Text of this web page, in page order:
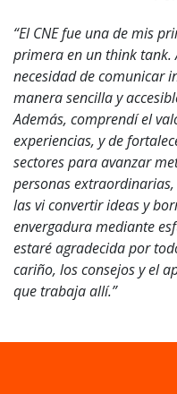
“El CNE fue una de mis
primera en un think
necesidad de comunicar
manera sencilla y
Además, comprendí el
experiencias, y de
sectores para avanzar
personas
las vi convertir ideas y
envergadura mediante
estaré agradecida por
cariño, los consejos y el
que trabaja allí.”